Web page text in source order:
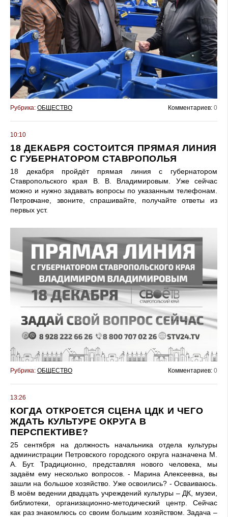
Рубрика: ОБЩЕСТВО Комментариев: 0
10:10
18 ДЕКАБРЯ СОСТОИТСЯ ПРЯМАЯ ЛИНИЯ
С ГУБЕРНАТОРОМ СТАВРОПОЛЬЯ
18 декабря пройдёт прямая линия с губернатором
Ставропольского края В. В. Владимировым. Уже сейчас
можно и нужно задавать вопросы по указанным телефонам.
Петровчане, звоните, спрашивайте, получайте ответы из
первых уст.
Рубрика: ОБЩЕСТВО Комментариев: 0
13:26
КОГДА ОТКРОЕТСЯ СЦЕНА ЦДК И ЧЕГО
ЖДАТЬ КУЛЬТУРЕ ОКРУГА В
ПЕРСПЕКТИВЕ?
25 сентября на должность начальника отдела культуры
администрации Петровского городского округа назначена М.
А. Бут. Традиционно, представляя нового человека, мы
задаём ему несколько вопросов. - Марина Алексеевна, вы
зашли на большое хозяйство. Уже освоились? - Осваиваюсь.
В моём ведении двадцать учреждений культуры – ДК, музеи,
библиотеки, организационно-методический центр. Сейчас
как раз знакомлюсь со своим большим хозяйством. Задача –